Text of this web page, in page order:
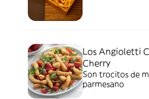
Los Angioletti
Cherry
Son trocitos de
parmesano